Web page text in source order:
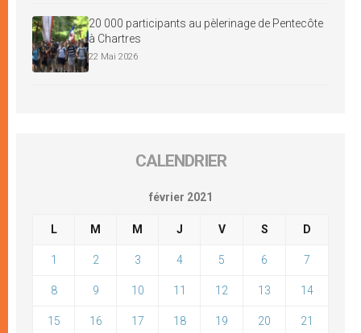
20 000 participants au pèlerinage de Pentecôte
à Chartres
22 Mai 2026
CALENDRIER
février 2021
L M M J V S D
1 2 3 4 5 6 7
8 9 10 11 12 13 14
15 16 17 18 19 20 21